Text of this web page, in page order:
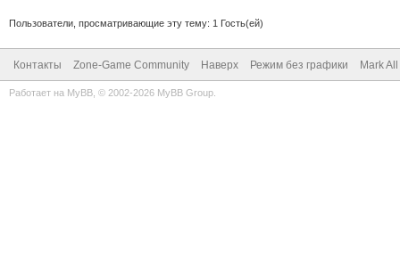
Пользователи, просматривающие эту тему: 1 Гость(ей)
Контакты Zone-Game Community Наверх Режим без графики Mark
Работает на MyBB , © 2002-2026 MyBB Group